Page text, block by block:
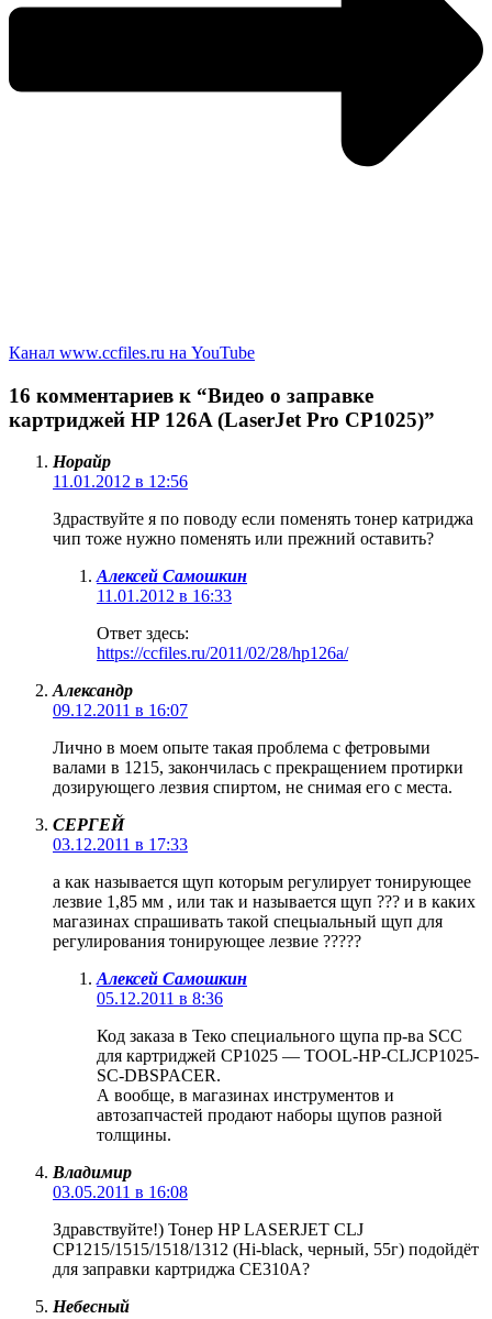
Канал www.ccfiles.ru на YouTube
16 комментариев к “Видео о заправке
картриджей HP 126A (LaserJet Pro CP1025)”
Норайр
11.01.2012 в 12:56
Здраствуйте я по поводу если поменять тонер катриджа
чип тоже нужно поменять или прежний оставить?
Алексей Самошкин
11.01.2012 в 16:33
Ответ здесь:
https://ccfiles.ru/2011/02/28/hp126a/
Александр
09.12.2011 в 16:07
Лично в моем опыте такая проблема с фетровыми
валами в 1215, закончилась с прекращением протирки
дозирующего лезвия спиртом, не снимая его с места.
СЕРГЕЙ
03.12.2011 в 17:33
а как называется щуп которым регулирует тонирующее
лезвие 1,85 мм , или так и называется щуп ??? и в каких
магазинах спрашивать такой спецыальный щуп для
регулирования тонирующее лезвие ?????
Алексей Самошкин
05.12.2011 в 8:36
Код заказа в Теко специального щупа пр-ва SCC
для картриджей CP1025 — TOOL-HP-CLJCP1025-
SC-DBSPACER.
А вообще, в магазинах инструментов и
автозапчастей продают наборы щупов разной
толщины.
Владимир
03.05.2011 в 16:08
Здравствуйте!) Тонер HP LASERJET CLJ
CP1215/1515/1518/1312 (Hi-black, черный, 55г) подойдёт
для заправки картриджа CE310A?
Небесный